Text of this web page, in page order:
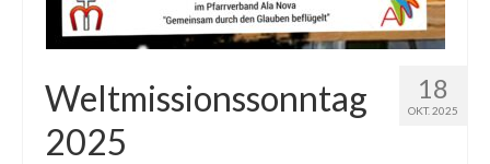
18
OKT. 2025
Weltmissionssonntag
2025